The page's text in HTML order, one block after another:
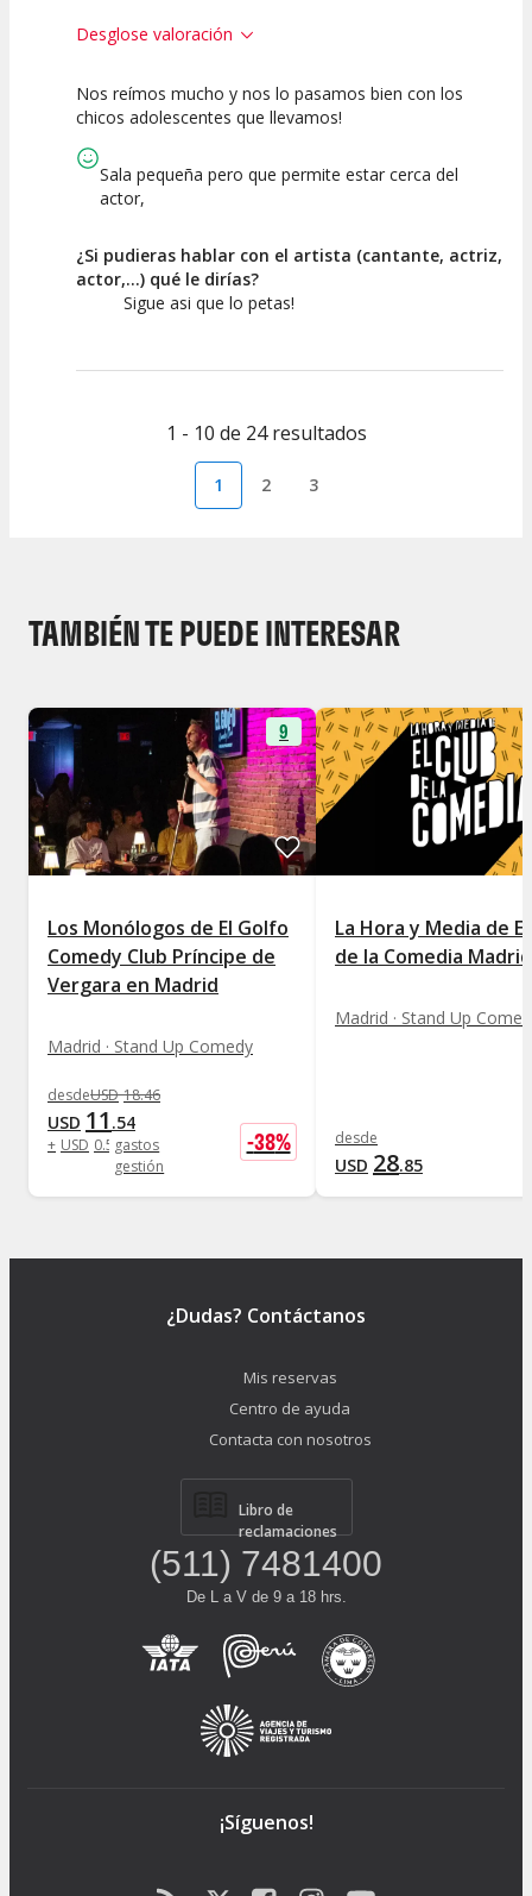
Desglose valoración
10
Espectáculo
10 10
Nos reímos mucho y nos lo pasamos bien con los
chicos adolescentes que llevamos!
Sala pequeña pero que permite estar cerca del
actor,
¿Si pudieras hablar con el artista (cantante, actriz,
actor,...) qué le dirías?
Sigue asi que lo petas!
1 - 10 de 24 resultados
1 2 3
TAMBIÉN TE PUEDE INTERESAR
9
Los Monólogos de El Golfo
Comedy Club Príncipe de
Vergara en Madrid
Madrid · Stand Up Comedy
desdeUSD 18.46
USD 11 .54
+ USD 0.58gastos
gestión
-38%
La Hora y Media de
de la Comedia Madrid
Madrid · Stand Up
desde
USD 28.85
¿Dudas? Contáctanos
Mis reservas
Centro de ayuda
Contacta con nosotros
Libro de
reclamaciones
(511) 7481400
De L a V de 9 a 18 hrs.
¡Síguenos!